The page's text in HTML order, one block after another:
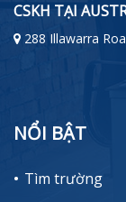
CSKH TẠI
288 Illawarra
NỔI BẬT
Tìm trường